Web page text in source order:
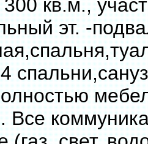
кв.м.,
эт. -
Все